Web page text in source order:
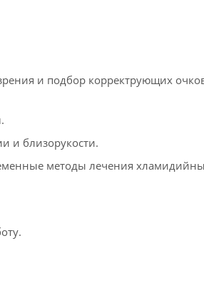
и подбор корректрующих
и близорукости.
методы лечения